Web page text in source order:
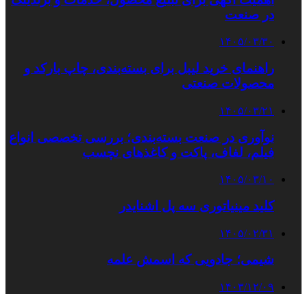
در صنعت
۱۴۰۵/۰۳/۳۰
راهنمای خرید لیبل برای بسته‌بندی، چاپ بارکد و
محصولات صنعتی
۱۴۰۵/۰۳/۲۱
نوآوری در صنعت بسته‌بندی؛ بررسی تخصصی انواع
فیلم، لفاف، پاکت و کاغذهای نچسب
۱۴۰۵/۰۳/۱۰
کلید مینیاتوری سه پل اشنایدر
۱۴۰۵/۰۲/۳۱
شیمی؛ جادویی که اسمش علمه
۱۴۰۳/۱۲/۰۹